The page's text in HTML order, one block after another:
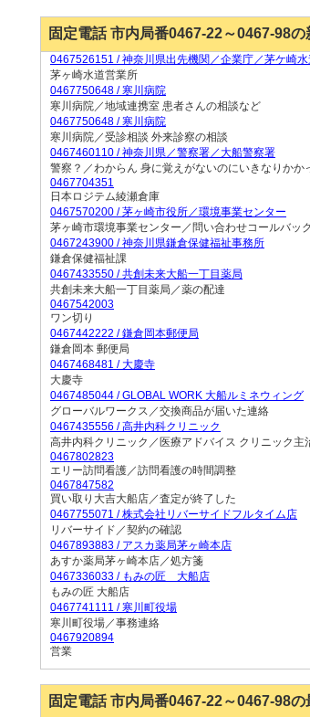
固定電話 市内局番0467-22～0467-98
0467526151 / 神奈川県出先機関／企業庁／茅ケ崎
茅ヶ崎水道営業所
0467750648 / 寒川病院
寒川病院／地域連携室 患者さんの相談など
0467750648 / 寒川病院
寒川病院／受診相談 外来診察の相談
0467460110 / 神奈川県／警察署／大船警察署
警察？／わからん 身に覚えがないのにいきなりかか
0467704351
日本ロジテム綾瀬倉庫
0467570200 / 茅ヶ崎市役所／環境事業センター
茅ヶ崎市環境事業センター／問い合わせコールバッ
0467243900 / 神奈川県鎌倉保健福祉事務所
鎌倉保健福祉課
0467433550 / 共創未来大船一丁目薬局
共創未来大船一丁目薬局／薬の配達
0467542003
ワン切り
0467442222 / 鎌倉岡本郵便局
鎌倉岡本 郵便局
0467468481 / 大慶寺
大慶寺
0467485044 / GLOBAL WORK 大船ルミネウィング
グローバルワークス／交換商品が届いた連絡
0467435556 / 高井内科クリニック
高井内科クリニック／医療アドバイス クリニック主
0467802823
エリー訪問看護／訪問看護の時間調整
0467847582
買い取り大吉大船店／査定が終了した
0467755071 / 株式会社リバーサイドフルタイム店
リバーサイド／契約の確認
0467893883 / アスカ薬局茅ヶ崎本店
あすか薬局茅ヶ崎本店／処方箋
0467336033 / もみの匠 大船店
もみの匠 大船店
0467741111 / 寒川町役場
寒川町役場／事務連絡
0467920894
営業
固定電話 市内局番0467-22～0467-98